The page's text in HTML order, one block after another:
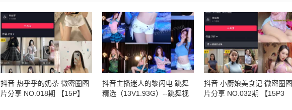
抖音 热乎乎的奶茶 微密圈图
片分享 NO.018期 【15P】
抖音主播迷人的黎闪电 跳舞
精选（13V1.93G）--跳舞视
抖音 小厨娘美食记 微密圈图
片分享 NO.032期 【15P3